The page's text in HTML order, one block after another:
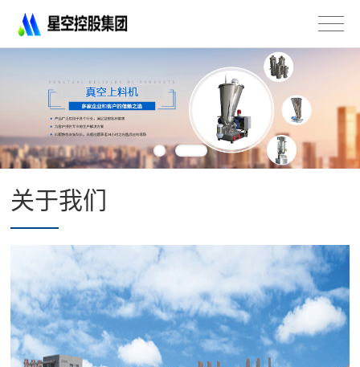
控
限
公
法
兰
管
道
配
关于我们